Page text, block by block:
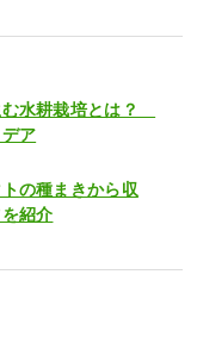
む水耕栽培とは？
ア
の種まきから収
紹介